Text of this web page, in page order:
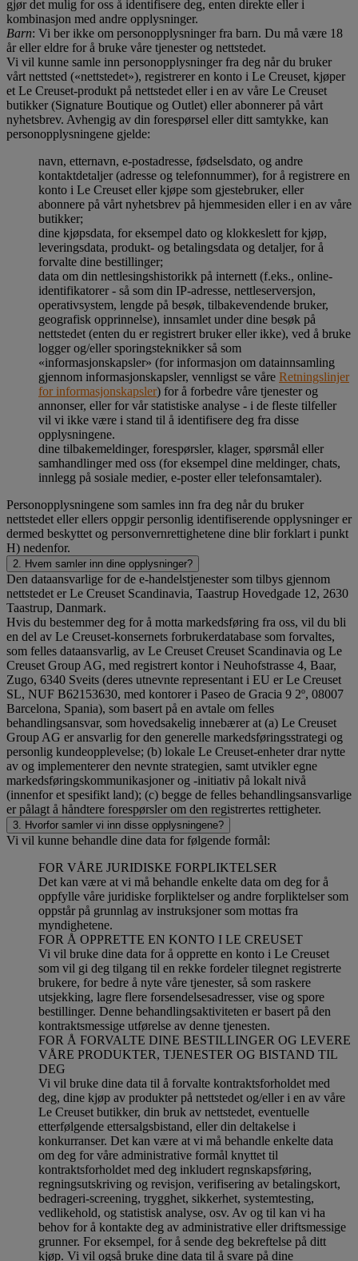
gjør det mulig for oss å identifisere deg, enten direkte eller i
kombinasjon med andre opplysninger.
Barn: Vi ber ikke om personopplysninger fra barn. Du må være 18
år eller eldre for å bruke våre tjenester og nettstedet.
Vi vil kunne samle inn personopplysninger fra deg når du bruker
vårt nettsted («nettstedet»), registrerer en konto i Le Creuset, kjøper
et Le Creuset-produkt på nettstedet eller i en av våre Le Creuset
butikker (Signature Boutique og Outlet) eller abonnerer på vårt
nyhetsbrev. Avhengig av din forespørsel eller ditt samtykke, kan
personopplysningene gjelde:
navn, etternavn, e-postadresse, fødselsdato, og andre
kontaktdetaljer (adresse og telefonnummer), for å registrere en
konto i Le Creuset eller kjøpe som gjestebruker, eller
abonnere på vårt nyhetsbrev på hjemmesiden eller i en av våre
butikker;
dine kjøpsdata, for eksempel dato og klokkeslett for kjøp,
leveringsdata, produkt- og betalingsdata og detaljer, for å
forvalte dine bestillinger;
data om din nettlesingshistorikk på internett (f.eks., online-
identifikatorer - så som din IP-adresse, nettleserversjon,
operativsystem, lengde på besøk, tilbakevendende bruker,
geografisk opprinnelse), innsamlet under dine besøk på
nettstedet (enten du er registrert bruker eller ikke), ved å bruke
logger og/eller sporingsteknikker så som
«informasjonskapsler» (for informasjon om datainnsamling
gjennom informasjonskapsler, vennligst se våre Retningslinjer
for informasjonskapsler) for å forbedre våre tjenester og
annonser, eller for vår statistiske analyse - i de fleste tilfeller
vil vi ikke være i stand til å identifisere deg fra disse
opplysningene.
dine tilbakemeldinger, forespørsler, klager, spørsmål eller
samhandlinger med oss (for eksempel dine meldinger, chats,
innlegg på sosiale medier, e-poster eller telefonsamtaler).
Personopplysningene som samles inn fra deg når du bruker
nettstedet eller ellers oppgir personlig identifiserende opplysninger er
dermed beskyttet og personvernrettighetene dine blir forklart i punkt
H) nedenfor.
2. Hvem samler inn dine opplysninger?
Den dataansvarlige for de e-handelstjenester som tilbys gjennom
nettstedet er Le Creuset Scandinavia, Taastrup Hovedgade 12, 2630
Taastrup, Danmark.
Hvis du bestemmer deg for å motta markedsføring fra oss, vil du bli
en del av Le Creuset-konsernets forbrukerdatabase som forvaltes,
som felles dataansvarlig, av Le Creuset Creuset Scandinavia og Le
Creuset Group AG, med registrert kontor i Neuhofstrasse 4, Baar,
Zugo, 6340 Sveits (deres utnevnte representant i EU er Le Creuset
SL, NUF B62153630, med kontorer i Paseo de Gracia 9 2º, 08007
Barcelona, Spania), som basert på en avtale om felles
behandlingsansvar, som hovedsakelig innebærer at (a) Le Creuset
Group AG er ansvarlig for den generelle markedsføringsstrategi og
personlig kundeopplevelse; (b) lokale Le Creuset-enheter drar nytte
av og implementerer den nevnte strategien, samt utvikler egne
markedsføringskommunikasjoner og -initiativ på lokalt nivå
(innenfor et spesifikt land); (c) begge de felles behandlingsansvarlige
er pålagt å håndtere forespørsler om den registrertes rettigheter.
3. Hvorfor samler vi inn disse opplysningene?
Vi vil kunne behandle dine data for følgende formål:
FOR VÅRE JURIDISKE FORPLIKTELSER
Det kan være at vi må behandle enkelte data om deg for å
oppfylle våre juridiske forpliktelser og andre forpliktelser som
oppstår på grunnlag av instruksjoner som mottas fra
myndighetene.
FOR Å OPPRETTE EN KONTO I LE CREUSET
Vi vil bruke dine data for å opprette en konto i Le Creuset
som vil gi deg tilgang til en rekke fordeler tilegnet registrerte
brukere, for bedre å nyte våre tjenester, så som raskere
utsjekking, lagre flere forsendelsesadresser, vise og spore
bestillinger. Denne behandlingsaktiviteten er basert på den
kontraktsmessige utførelse av denne tjenesten.
FOR Å FORVALTE DINE BESTILLINGER OG LEVERE
VÅRE PRODUKTER, TJENESTER OG BISTAND TIL
DEG
Vi vil bruke dine data til å forvalte kontraktsforholdet med
deg, dine kjøp av produkter på nettstedet og/eller i en av våre
Le Creuset butikker, din bruk av nettstedet, eventuelle
etterfølgende ettersalgsbistand, eller din deltakelse i
konkurranser. Det kan være at vi må behandle enkelte data
om deg for våre administrative formål knyttet til
kontraktsforholdet med deg inkludert regnskapsføring,
regningsutskriving og revisjon, verifisering av betalingskort,
bedrageri-screening, trygghet, sikkerhet, systemtesting,
vedlikehold, og statistisk analyse, osv. Av og til kan vi ha
behov for å kontakte deg av administrative eller driftsmessige
grunner. For eksempel, for å sende deg bekreftelse på ditt
kjøp. Vi vil også bruke dine data til å svare på dine